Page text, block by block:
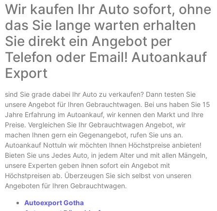
Wir kaufen Ihr Auto sofort, ohne
das Sie lange warten erhalten
Sie direkt ein Angebot per
Telefon oder Email! Autoankauf
Export
sind Sie grade dabei Ihr Auto zu verkaufen? Dann testen Sie
unsere Angebot für Ihren Gebrauchtwagen. Bei uns haben Sie 15
Jahre Erfahrung im Autoankauf, wir kennen den Markt und Ihre
Preise. Vergleichen Sie Ihr Gebrauchtwagen Angebot, wir
machen Ihnen gern ein Gegenangebot, rufen Sie uns an.
Autoankauf Nottuln wir möchten Ihnen Höchstpreise anbieten!
Bieten Sie uns Jedes Auto, in jedem Alter und mit allen Mängeln,
unsere Experten geben ihnen sofort ein Angebot mit
Höchstpreisen ab. Überzeugen Sie sich selbst von unseren
Angeboten für Ihren Gebrauchtwagen.
Autoexport Gotha